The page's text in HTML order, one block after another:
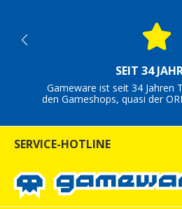
SEIT 34
Gameware ist seit 34 Jahren
den Gameshops, quasi der
SERVICE-HOTLINE